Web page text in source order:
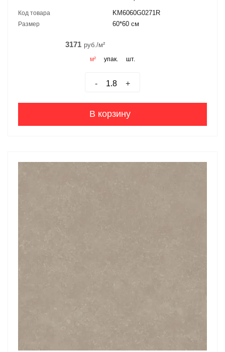
Код товара KM6060G0271R
Размер 60*60 см
3171 руб./м²
м² упак. шт.
- +
В корзину